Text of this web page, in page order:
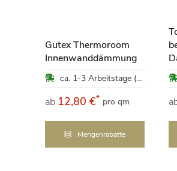
Gutex Thermoroom
Innenwanddämmung
ca. 1-3 Arbeitstage (Mo-Fr)
ab 12,80 €* pro qm
Mengenrabatte